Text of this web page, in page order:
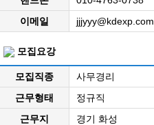
이메일
jjjyyy@kdexp.com
모집요강
모집직종
사무경리
근무형태
정규직
근무지
경기 화성